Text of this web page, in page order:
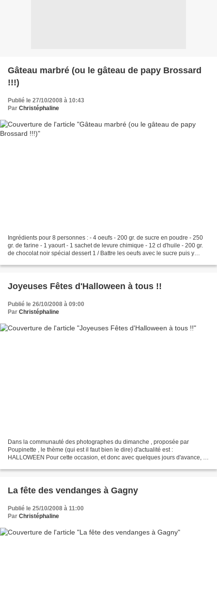
Gâteau marbré (ou le gâteau de papy Brossard
!!!)
Publié le 27/10/2008 à 10:43
Par Christéphaline
Ingrédients pour 8 personnes : - 4 oeufs - 200 gr. de sucre en poudre - 250
gr. de farine - 1 yaourt - 1 sachet de levure chimique - 12 cl d'huile - 200 gr.
de chocolat noir spécial dessert 1 / Battre les oeufs avec le sucre puis y
Joyeuses Fêtes d'Halloween à tous !!
Publié le 26/10/2008 à 09:00
Par Christéphaline
Dans la communauté des photographes du dimanche , proposée par
Poupinette , le thème (qui est il faut bien le dire) d'actualité est :
HALLOWEEN Pour cette occasion, et donc avec quelques jours d'avance, je
La fête des vendanges à Gagny
Publié le 25/10/2008 à 11:00
Par Christéphaline